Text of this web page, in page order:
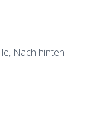
Nach hinten